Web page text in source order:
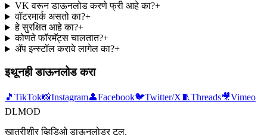
VK वरून डाऊनलोड करणे फ्री आहे का?+
वॉटरमार्क असतो का?+
हे सुरक्षित आहे का?+
कोणते फॉरमॅट्स चालतात?+
ॲप इन्स्टॉल करावे लागेल का?+
इथूनही डाऊनलोड करा
🎵 TikTok📸Instagram👤Facebook🐦Twitter/X🧵Threads🎥Vimeo
DLMOD
खात्रीशीर व्हिडिओ डाऊनलोडर टूल.